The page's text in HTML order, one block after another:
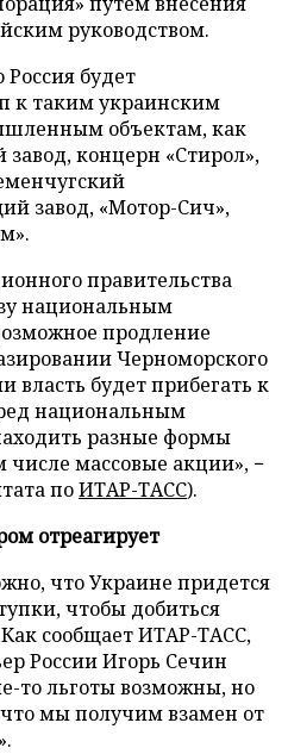
руководством.
будет
к таким украинским
объектам, как
концерн «Стирол»,
завод, «Мотор-Сич»,
правительства
национальным
продление
Черноморского
власть будет прибегать к
национальным
разные формы
числе массовые акции», −
поИТАР-ТАСС).
отреагирует
что Украине придется
чтобы добиться
сообщает ИТАР-ТАСС,
России Игорь Сечин
то льготы возможны, но
мы получим взамен от